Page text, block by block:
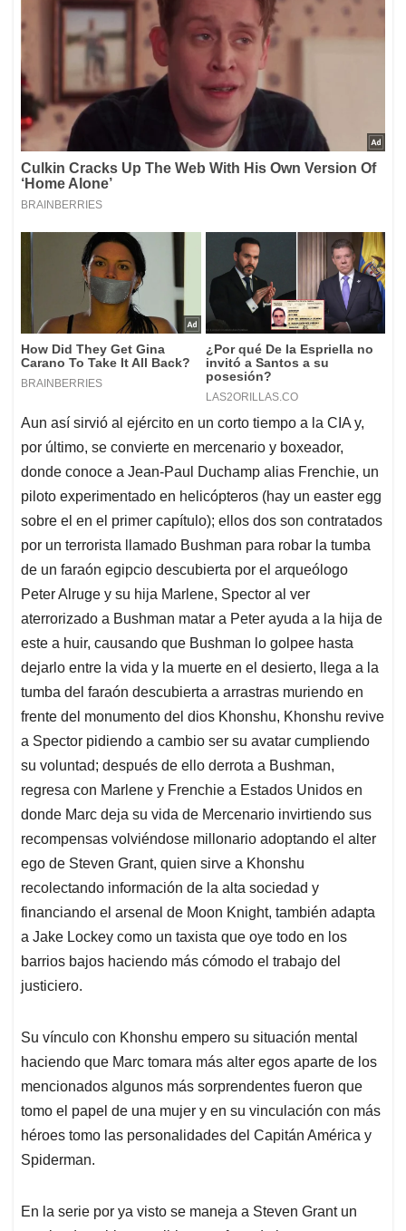
Aun así sirvió al ejército en un corto tiempo a la CIA y,
por último, se convierte en mercenario y boxeador,
donde conoce a Jean-Paul Duchamp alias Frenchie, un
piloto experimentado en helicópteros (hay un easter egg
sobre el en el primer capítulo); ellos dos son contratados
por un terrorista llamado Bushman para robar la tumba
de un faraón egipcio descubierta por el arqueólogo
Peter Alruge y su hija Marlene, Spector al ver
aterrorizado a Bushman matar a Peter ayuda a la hija de
este a huir, causando que Bushman lo golpee hasta
dejarlo entre la vida y la muerte en el desierto, llega a la
tumba del faraón descubierta a arrastras muriendo en
frente del monumento del dios Khonshu, Khonshu revive
a Spector pidiendo a cambio ser su avatar cumpliendo
su voluntad; después de ello derrota a Bushman,
regresa con Marlene y Frenchie a Estados Unidos en
donde Marc deja su vida de Mercenario invirtiendo sus
recompensas volviéndose millonario adoptando el alter
ego de Steven Grant, quien sirve a Khonshu
recolectando información de la alta sociedad y
financiando el arsenal de Moon Knight, también adapta
a Jake Lockey como un taxista que oye todo en los
barrios bajos haciendo más cómodo el trabajo del
justiciero.
Su vínculo con Khonshu empero su situación mental
haciendo que Marc tomara más alter egos aparte de los
mencionados algunos más sorprendentes fueron que
tomo el papel de una mujer y en su vinculación con más
héroes tomo las personalidades del Capitán América y
Spiderman.
En la serie por ya visto se maneja a Steven Grant un